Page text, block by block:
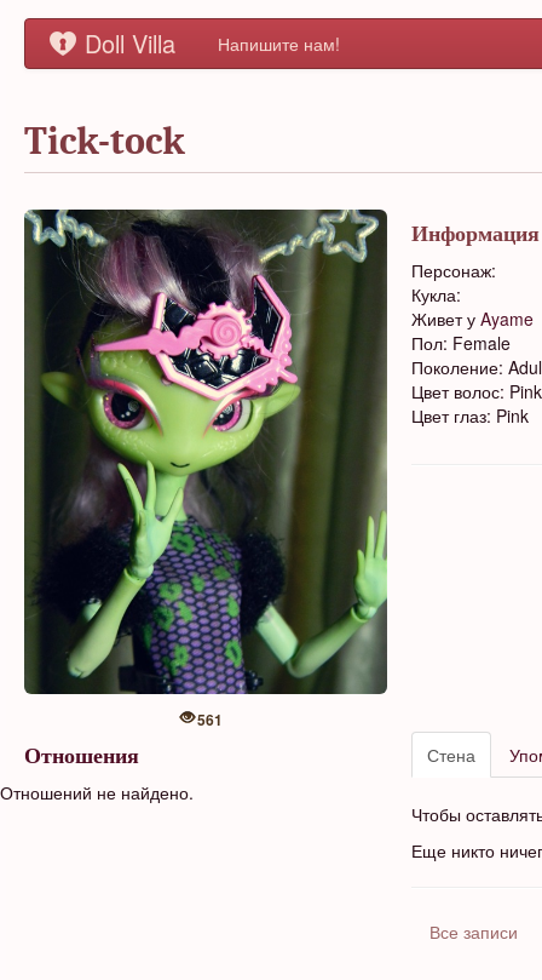
Doll Villa Напишите нам!
Tick-tock
561
Информация
Персонаж:
Кукла:
Живет у Ayame
Пол: Female
Поколение:
Цвет волос:
Цвет глаз: Pink
Отношения
Отношений не найдено.
Стена
Чтобы
Еще никто
Все записи